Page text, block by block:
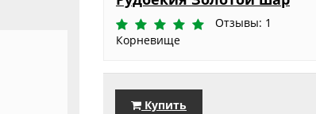
Отзывы: 1
Корневище
Купить